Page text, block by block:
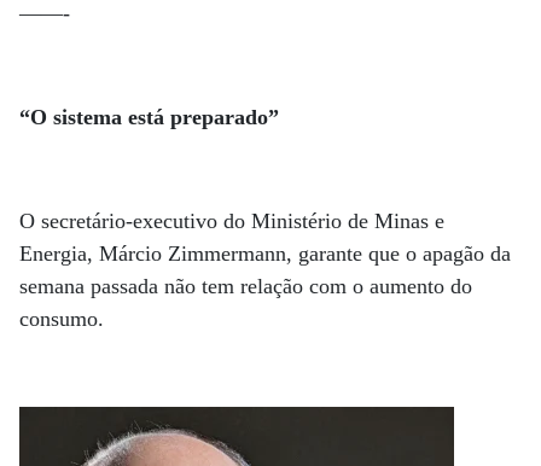
——-
“O sistema está preparado”
O secretário-executivo do Ministério de Minas e
Energia, Márcio Zimmermann, garante que o apagão da
semana passada não tem relação com o aumento do
consumo.